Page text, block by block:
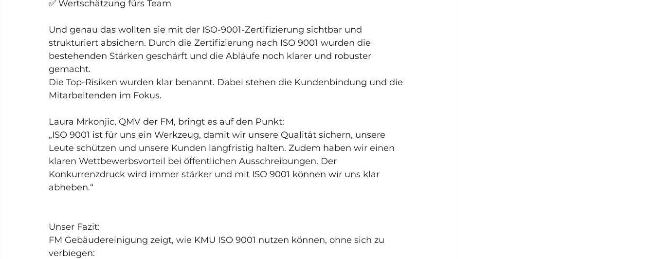
✅ Wertschätzung fürs Team
Und genau das wollten sie mit der ISO-9001-Zertifizierung sichtbar und
strukturiert absichern. Durch die Zertifizierung nach ISO 9001 wurden die
bestehenden Stärken geschärft und die Abläufe noch klarer und robuster
gemacht.
Die Top-Risiken wurden klar benannt. Dabei stehen die Kundenbindung und die
Mitarbeitenden im Fokus.
Laura Mrkonjic, QMV der FM, bringt es auf den Punkt:
„ISO 9001 ist für uns ein Werkzeug, damit wir unsere Qualität sichern, unsere
Leute schützen und unsere Kunden langfristig halten. Zudem haben wir einen
klaren Wettbewerbsvorteil bei öffentlichen Ausschreibungen. Der
Konkurrenzdruck wird immer stärker und mit ISO 9001 können wir uns klar
abheben.“
Unser Fazit:
FM Gebäudereinigung zeigt, wie KMU ISO 9001 nutzen können, ohne sich zu
verbiegen: